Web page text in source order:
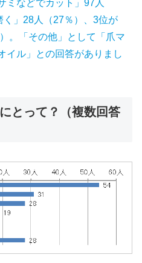
ミなどでカット」97人
く」28人（27％）、3位が
。「その他」として「爪マ
イル」との回答がありまし
とって？（複数回答